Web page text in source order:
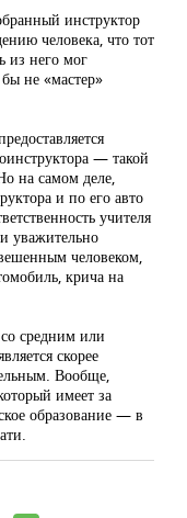
инструктор
человека, что тот
из него мог
не «мастер»
— такой
на самом деле,
и по его авто
учителя
уважительно
человеком,
крича на
средним или
скорее
Вообще,
имеет за
образование — в